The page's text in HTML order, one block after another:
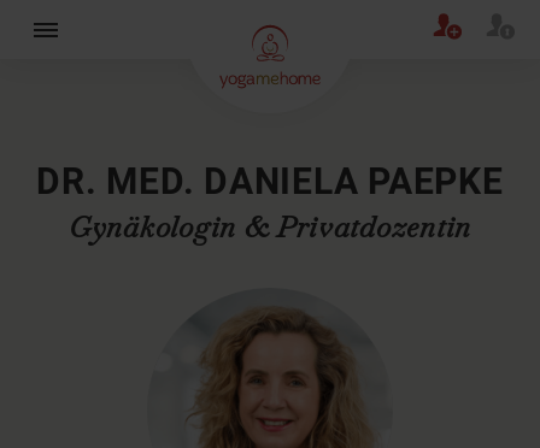
DR. MED. DANIELA PAEPKE
Gynäkologin & Privatdozentin